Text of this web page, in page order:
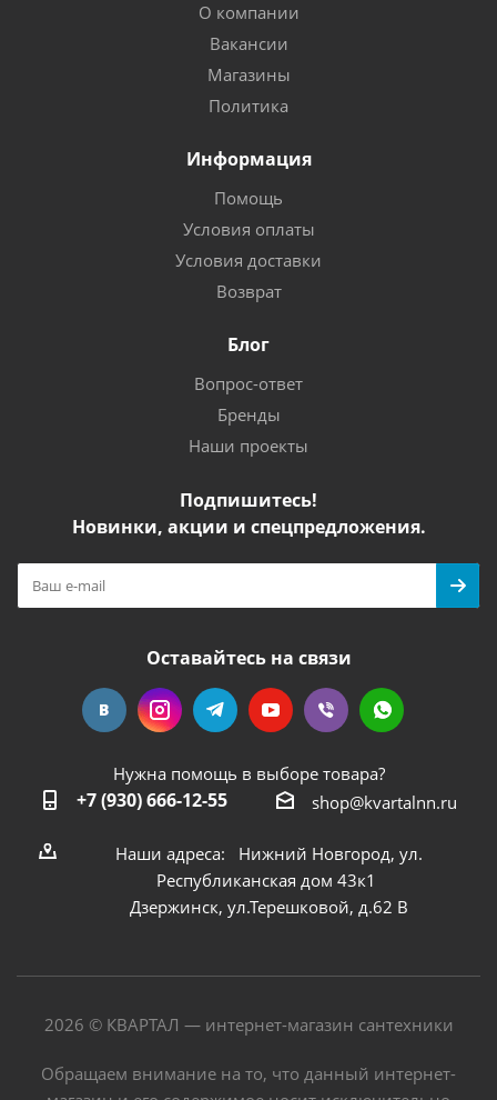
О компании
Вакансии
Магазины
Политика
Информация
Помощь
Условия оплаты
Условия доставки
Возврат
Блог
Вопрос-ответ
Бренды
Наши проекты
Подпишитесь!
Новинки, акции и спецпредложения.
Оставайтесь на связи
Нужна помощь в выборе товара?
+7 (930) 666-12-55 shop@kvartalnn.ru
Наши адреса: Нижний Новгород, ул.
Республиканская дом 43к1
Дзержинск, ул.Терешковой, д.62 В
2026 © КВАРТАЛ — интернет-магазин сантехники
Обращаем внимание на то, что данный интернет-